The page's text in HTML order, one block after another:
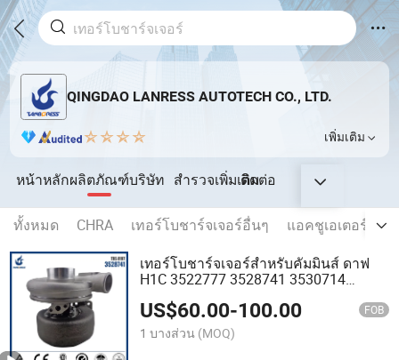
QINGDAO LANRESS AUTOTECH CO., LTD.
เพิ่มเติม
หน้าหลักผลิตภัณฑ์บริษัท สำรวจเพิ่มเติมติดต่อ
ทั้งหมด CHRA เทอร์โบชาร์จเจอร์อื่นๆ
แอคชูเอเตอร์ไฟฟ้
เทอร์โบชาร์จเจอร์สำหรับคัมมินส์ ดาฟ
H1C 3522777 3528741 3530714
US$60.00-100.00 FOB
1 บางส่วน (MOQ)